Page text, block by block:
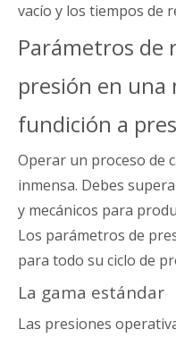
vacío y los tiempos de
Parámetros de
presión en una
fundición a
Operar un proceso de
inmensa. Debes
y mecánicos para
Los parámetros de
para todo su ciclo de
La gama estándar
Las presiones